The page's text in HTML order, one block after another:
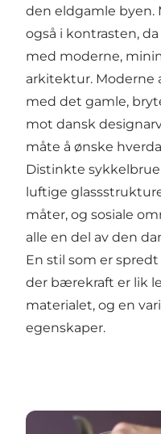
den eldgamle byen.
også i kontrasten,
med moderne,
arkitektur. Moderne
med det gamle,
mot dansk
måte å ønske
Distinkte
luftige
måter, og sosiale
alle en del av den
En stil som er
der bærekraft er lik
materialet, og en
egenskaper.